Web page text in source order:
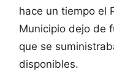
hace un tiempo el
Municipio dejo de
que se
disponibles.